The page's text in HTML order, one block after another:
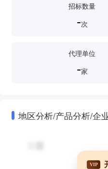
招标数量
-次
代理单位
-家
地区分析/产品分析/企
VIP